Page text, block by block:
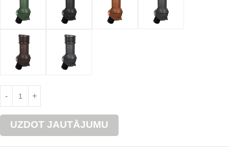
UZDOT JAUTĀJUMU